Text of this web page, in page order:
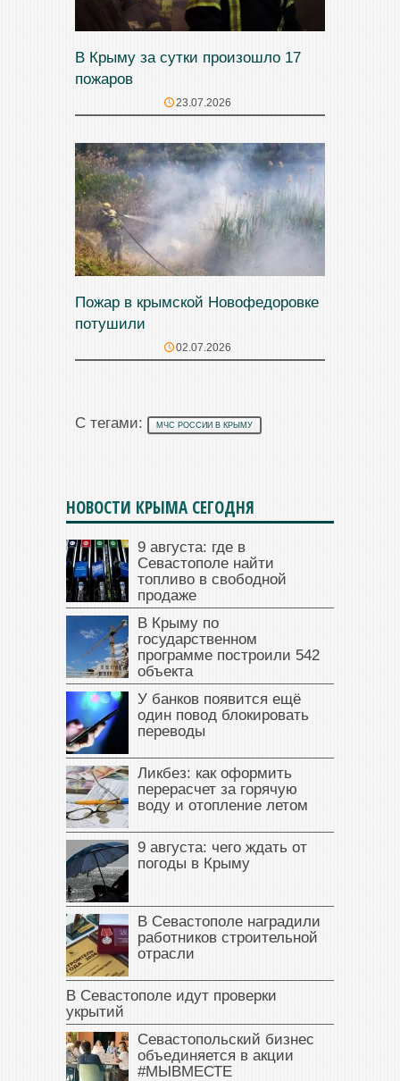
В Крыму за сутки произошло 17
пожаров
23.07.2026
Пожар в крымской Новофедоровке
потушили
02.07.2026
С тегами: МЧС РОССИИ В КРЫМУ
НОВОСТИ КРЫМА СЕГОДНЯ
9 августа: где в
Севастополе найти
топливо в свободной
продаже
В Крыму по
государственном
программе построили 542
объекта
У банков появится ещё
один повод блокировать
переводы
Ликбез: как оформить
перерасчет за горячую
воду и отопление летом
9 августа: чего ждать от
погоды в Крыму
В Севастополе наградили
работников строительной
отрасли
В Севастополе идут проверки
укрытий
Севастопольский бизнес
объединяется в акции
#МЫВМЕСТЕ